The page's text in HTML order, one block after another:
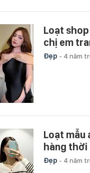
Loạt
chị em
Đẹp - 4 năm
Loạt mẫu
hàng thời
Đẹp - 4 năm